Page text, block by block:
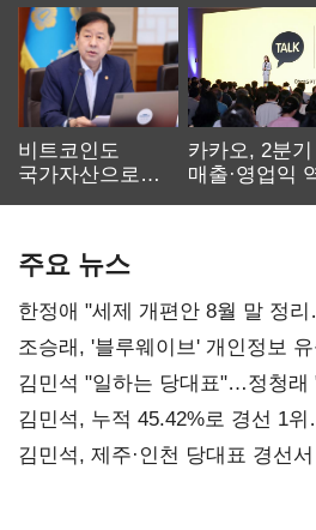
비트코인도
국가자산으로…'
카카오, 2분기
매출·영업익
주요 뉴스
한정애 "세제 개편안 8월 말 정
조승래, '블루웨이브' 개인정보
통감"
김민석 "일하는 당대표"…정청래
김민석, 누적 45.42%로 경선 1
0.86%p(2보)
김민석, 제주·인천 당대표 경선